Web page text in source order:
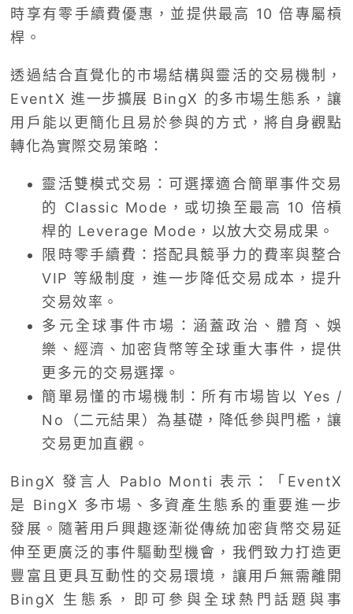
時享有零手續費優惠，並提供最高 10 倍專屬槓
桿。
透過結合直覺化的市場結構與靈活的交易機制，
EventX 進一步擴展 BingX 的多市場生態系，讓
用戶能以更簡化且易於參與的方式，將自身觀點
轉化為實際交易策略：
靈活雙模式交易：可選擇適合簡單事件交易
的 Classic Mode，或切換至最高 10 倍槓
桿的 Leverage Mode，以放大交易成果。
限時零手續費：搭配具競爭力的費率與整合
VIP 等級制度，進一步降低交易成本，提升
交易效率。
多元全球事件市場：涵蓋政治、體育、娛
樂、經濟、加密貨幣等全球重大事件，提供
更多元的交易選擇。
簡單易懂的市場機制：所有市場皆以 Yes /
No（二元結果）為基礎，降低參與門檻，讓
交易更加直觀。
BingX 發言人 Pablo Monti 表示：「EventX
是 BingX 多市場、多資產生態系的重要進一步
發展。隨著用戶興趣逐漸從傳統加密貨幣交易延
伸至更廣泛的事件驅動型機會，我們致力打造更
豐富且更具互動性的交易環境，讓用戶無需離開
BingX 生態系，即可參與全球熱門話題與事